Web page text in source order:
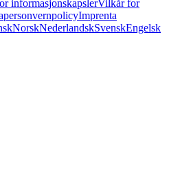
informasjonskapslerVilkår for
Imprenta
NorskNederlandskSvenskEngelsk